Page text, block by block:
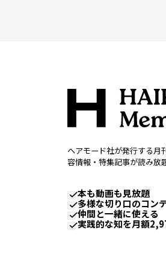
ヘアモード社が発行する月
容情報・特集記事が読み放
本も動画も見放題
多様な切り口のコン
仲間と一緒に使える
実践的な知を月額